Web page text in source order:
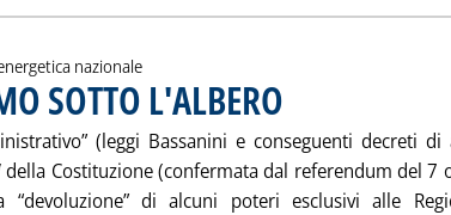
nazionale
SOTTO L'ALBERO
(leggi Bassanini e conseguenti decreti di
Costituzione (confermata dal referendum del 7
“devoluzione” di alcuni poteri esclusivi alle